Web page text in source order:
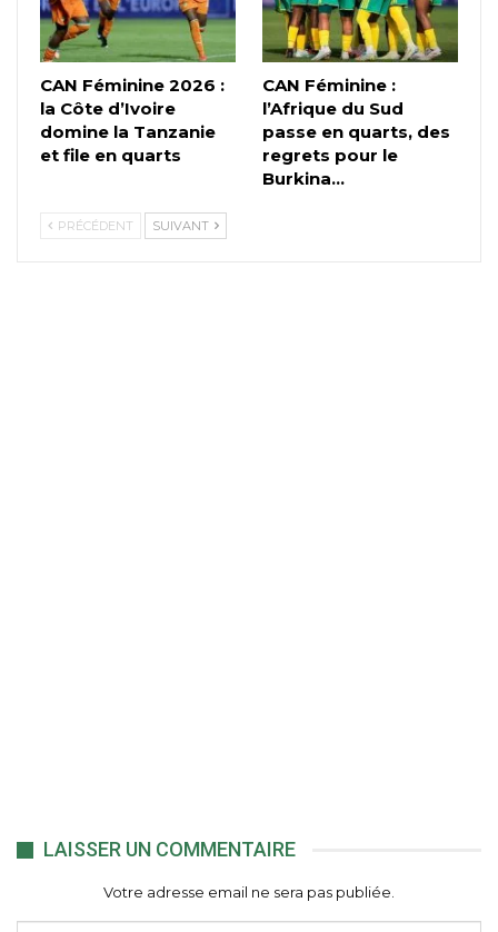
CAN Féminine 2026 :
la Côte d’Ivoire
domine la Tanzanie
et file en quarts
CAN Féminine :
l’Afrique du Sud
passe en quarts, des
regrets pour le
Burkina…
PRÉCÉDENT SUIVANT
LAISSER UN COMMENTAIRE
Votre adresse email ne sera pas publiée.